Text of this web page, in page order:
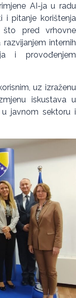
AI-ja u radu
i pitanje korištenja
što pred vrhovne
internih
i provođenjem
uz izraženu
iskustava u
javnom sektoru i